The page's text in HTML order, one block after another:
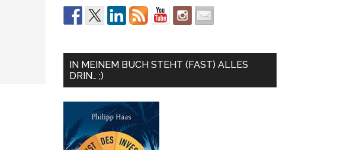
IN MEINEM BUCH STEHT (FAST) ALLES
DRIN… ;)